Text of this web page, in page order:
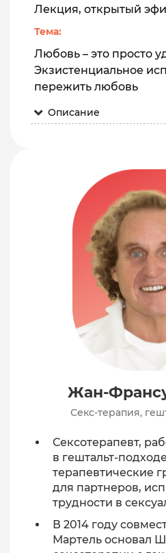
Лекция, открытый
Тема:
Любовь – это просто
Экзистенциальное
пережить любовь
Описание
Жан-
Секс-терапия,
Сексотерапевт,
в гештальт-
терапевтические
для партнеров,
трудности в
В 2014 году
Мартель основал